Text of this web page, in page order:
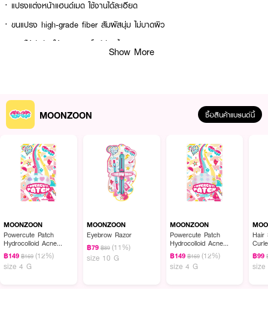
· แปรงแต่งหน้าแฮนด์เมด ใช้งานได้ละเอียด
· ขนแปรง high-grade fiber สัมผัสนุ่ม ไม่บาดผิว
· จิกสีได้ดี ช่วยให้ลงอายแชโดว์ง่ายขึ้น
· ขนาดพกพาสะดวก เหมาะกับใช้ทุกวันหรือพกไปเติมระหว่างวัน
ใช้สำหรับเกลี่ยสีอายแชโดว์ หรือแต่งหน้าแบบเน้นเฉพาะจุด เช่น แต้มไฮไลท์
Show More
MOONZOON ซื้อสินค้าแบรนด์นี้
MOONZOON
Powercute Patch
Hydrocolloid Acne
Patch (Mixed)
฿149 ฿169 (12%)
size 4 G
MOONZOON
Eyebrow Razor
฿79 ฿89 (11%)
size 10 G
MOONZOON
Powercute Patch
Hydrocolloid Acne
Patch (Stars 24 Pcs.)
฿149 ฿169 (12%)
size 4 G
Hair
฿99
size